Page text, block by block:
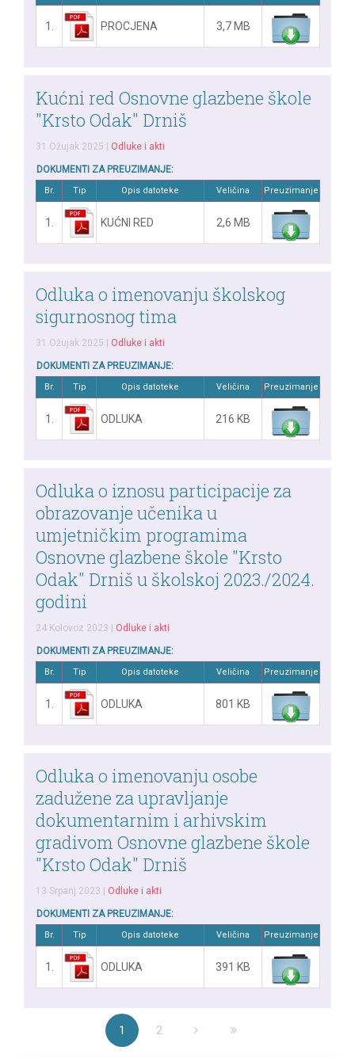
1. PROCJENA 3,7 MB
Kućni red Osnovne glazbene škole
"Krsto Odak" Drniš
31 Ožujak 2025 Odluke i akti
DOKUMENTI ZA PREUZIMANJE:
Br. Tip Opis datoteke Veličina Preuzimanje
1. KUĆNI RED 2,6 MB
Odluka o imenovanju školskog
sigurnosnog tima
31 Ožujak 2025 Odluke i akti
DOKUMENTI ZA PREUZIMANJE:
Br. Tip Opis datoteke Veličina Preuzimanje
1. ODLUKA 216 KB
Odluka o iznosu participacije za
obrazovanje učenika u
umjetničkim programima
Osnovne glazbene škole "Krsto
Odak" Drniš u školskoj 2023./2024.
godini
24 Kolovoz 2023 Odluke i akti
DOKUMENTI ZA PREUZIMANJE:
Br. Tip Opis datoteke Veličina Preuzimanje
1. ODLUKA 801 KB
Odluka o imenovanju osobe
zadužene za upravljanje
dokumentarnim i arhivskim
gradivom Osnovne glazbene škole
"Krsto Odak" Drniš
13 Srpanj 2023 Odluke i akti
DOKUMENTI ZA PREUZIMANJE:
Br. Tip Opis datoteke Veličina Preuzimanje
1. ODLUKA 391 KB
1 2